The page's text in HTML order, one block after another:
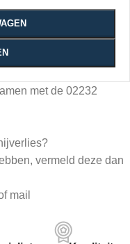
met de 02232
vermeld deze dan
mail